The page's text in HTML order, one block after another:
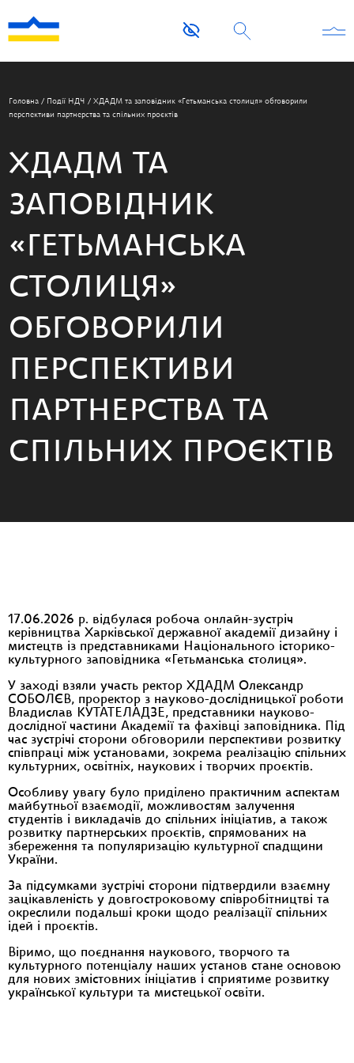
Головна / Події НДЧ / ХДАДМ та заповідник «Гетьманська столиця» обговорили
перспективи партнерства та спільних проєктів
ХДАДМ ТА
ЗАПОВІДНИК
«ГЕТЬМАНСЬКА
СТОЛИЦЯ»
ОБГОВОРИЛИ
ПЕРСПЕКТИВИ
ПАРТНЕРСТВА ТА
СПІЛЬНИХ ПРОЄКТІВ
17.06.2026 р. відбулася робоча онлайн-зустріч
керівництва Харківської державної академії дизайну і
мистецтв із представниками Національного історико-
культурного заповідника «Гетьманська столиця».
У заході взяли участь ректор ХДАДМ Олександр
СОБОЛЄВ, проректор з науково-дослідницької роботи
Владислав КУТАТЕЛАДЗЕ, представники науково-
дослідної частини Академії та фахівці заповідника. Під
час зустрічі сторони обговорили перспективи розвитку
співпраці між установами, зокрема реалізацію спільних
культурних, освітніх, наукових і творчих проєктів.
Особливу увагу було приділено практичним аспектам
майбутньої взаємодії, можливостям залучення
студентів і викладачів до спільних ініціатив, а також
розвитку партнерських проєктів, спрямованих на
збереження та популяризацію культурної спадщини
України.
За підсумками зустрічі сторони підтвердили взаємну
зацікавленість у довгостроковому співробітництві та
окреслили подальші кроки щодо реалізації спільних
ідей і проєктів.
Віримо, що поєднання наукового, творчого та
культурного потенціалу наших установ стане основою
для нових змістовних ініціатив і сприятиме розвитку
української культури та мистецької освіти.